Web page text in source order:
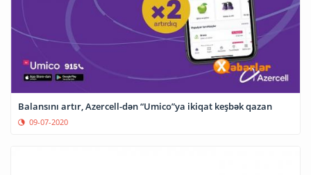
Balansını artır, Azercell-dən “Umico”ya ikiqat keşbək qazan
09-07-2020